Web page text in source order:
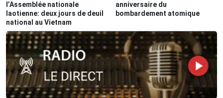
l’Assemblée nationale
laotienne: deux jours de deuil
national au Vietnam
anniversaire du
bombardement atomique